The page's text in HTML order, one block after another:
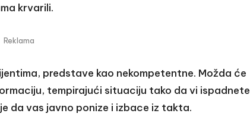
krvarili.
Reklama
predstave kao nekompetentne. Možda će
tempirajući situaciju tako da vi ispadnete
da vas javno ponize i izbace iz takta.